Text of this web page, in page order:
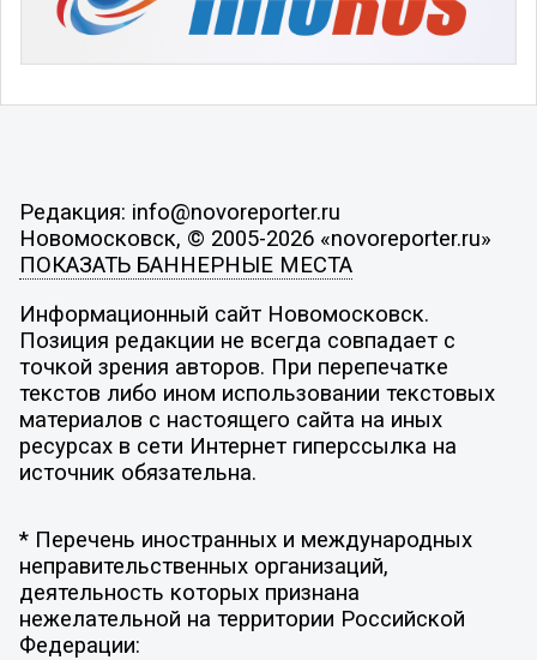
Редакция: info@novoreporter.ru
Новомосковск, © 2005-2026 «novoreporter.ru»
ПОКАЗАТЬ БАННЕРНЫЕ МЕСТА
Информационный сайт Новомосковск.
Позиция редакции не всегда совпадает с
точкой зрения авторов. При перепечатке
текстов либо ином использовании текстовых
материалов с настоящего сайта на иных
ресурсах в сети Интернет гиперссылка на
источник обязательна.
* Перечень иностранных и международных
неправительственных организаций,
деятельность которых признана
нежелательной на территории Российской
Федерации: